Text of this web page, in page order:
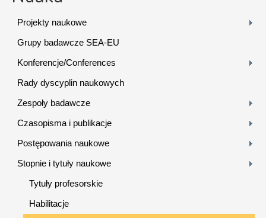
Projekty naukowe
Grupy badawcze SEA-EU
Konferencje/Conferences
Rady dyscyplin naukowych
Zespoły badawcze
Czasopisma i publikacje
Postępowania naukowe
Stopnie i tytuły naukowe
Tytuły profesorskie
Habilitacje